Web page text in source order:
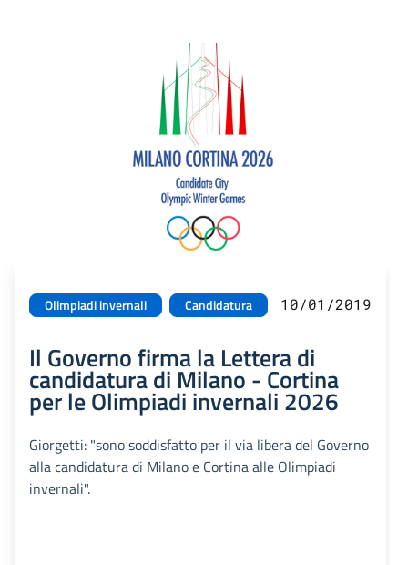
Olimpiadi invernali Candidatura 10/01/2019
Il Governo firma la Lettera di
candidatura di Milano - Cortina
per le Olimpiadi invernali 2026
Giorgetti: "sono soddisfatto per il via libera del Governo
alla candidatura di Milano e Cortina alle Olimpiadi
invernali".